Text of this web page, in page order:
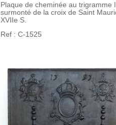
Plaque de cheminée au trigramme
surmonté de la croix de Saint
XVIIe S.
Ref : C-1525